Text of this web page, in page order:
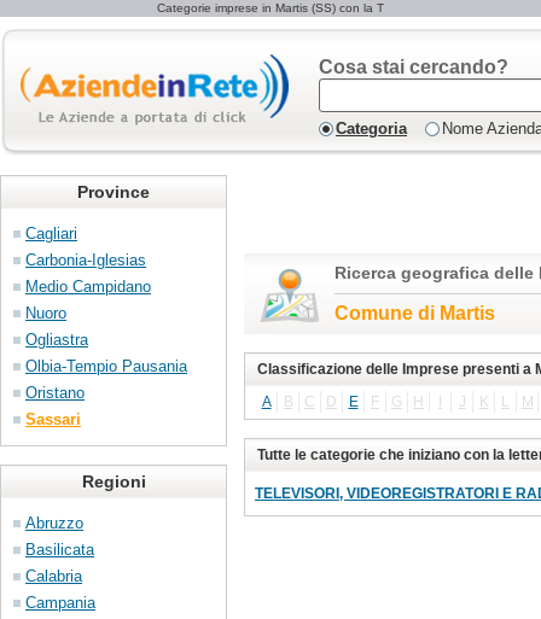
Categorie imprese in Martis (SS) con la T
Cosa stai cercando?
Categoria Nome
Province
Cagliari
Carbonia-Iglesias
Medio Campidano
Nuoro
Ogliastra
Olbia-Tempio Pausania
Oristano
Sassari
Regioni
Abruzzo
Basilicata
Calabria
Campania
Ricerca geografica delle
Comune di Martis
Classificazione delle Imprese presenti a
A
B C D E F G H J K L M
Tutte le categorie che iniziano con la
TELEVISORI, VIDEOREGISTRATORI E